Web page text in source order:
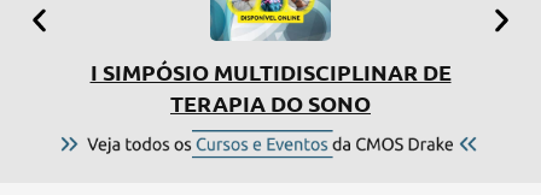
I SIMPÓSIO MULTIDISCIPLINAR DE
TERAPIA DO SONO